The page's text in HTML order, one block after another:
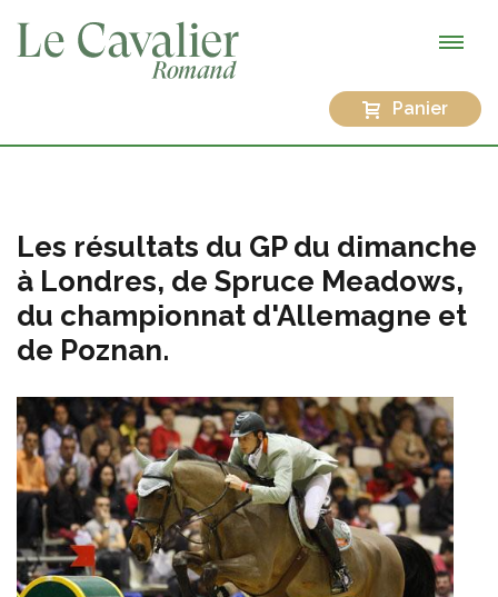
Panier
Les résultats du GP du dimanche
à Londres, de Spruce Meadows,
du championnat d'Allemagne et
de Poznan.